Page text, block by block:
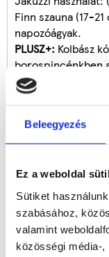
Beleegyezés
Ez a weboldal
Sütiket
szabásához,
valamint
közösségi média-,
Finn szauna (17-
napozóágyak.
PLUSZ+: Kolbász
borospincénkben
kedvezménnyel.
PLUSZ+:
Biosör
díjmentes
PLUSZ+:
PLUSZ+:Gyulai
PLUSZ+:VISIT
mely a város
kedvezményt a